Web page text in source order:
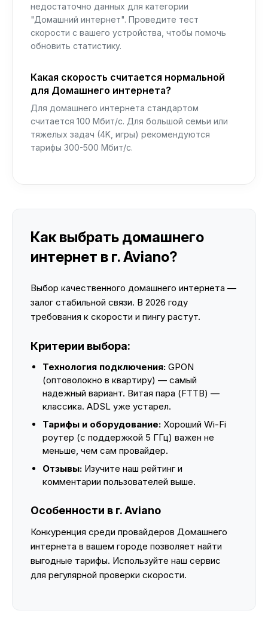
недостаточно данных для категории
"Домашний интернет". Проведите тест
скорости с вашего устройства, чтобы помочь
обновить статистику.
Какая скорость считается нормальной
для Домашнего интернета?
Для домашнего интернета стандартом
считается 100 Мбит/с. Для большой семьи или
тяжелых задач (4K, игры) рекомендуются
тарифы 300-500 Мбит/с.
Как выбрать домашнего
интернет в г. Aviano?
Выбор качественного домашнего интернета —
залог стабильной связи. В 2026 году
требования к скорости и пингу растут.
Критерии выбора:
Технология подключения: GPON
(оптоволокно в квартиру) — самый
надежный вариант. Витая пара (FTTB) —
классика. ADSL уже устарел.
Тарифы и оборудование: Хороший Wi-Fi
роутер (с поддержкой 5 ГГц) важен не
меньше, чем сам провайдер.
Отзывы: Изучите наш рейтинг и
комментарии пользователей выше.
Особенности в г. Aviano
Конкуренция среди провайдеров Домашнего
интернета в вашем городе позволяет найти
выгодные тарифы. Используйте наш сервис
для регулярной проверки скорости.